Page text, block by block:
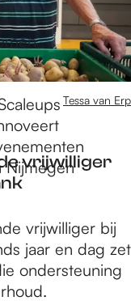
Nijmegen
vrijwilliger
Tessa van Erp
vrijwilliger bij
jaar en dag zet
ondersteuning